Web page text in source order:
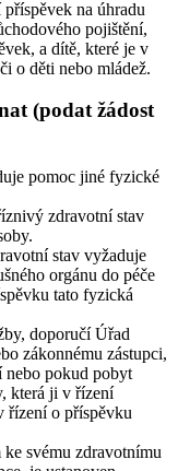
na úhradu
pojištění,
a dítě, které je v
o děti nebo mládež.
(podat žádost
pomoc jiné fyzické
zdravotní stav
stav vyžaduje
orgánu do péče
tato fyzická
doporučí Úřad
zákonnému zástupci,
nebo pokud pobyt
která ji v řízení
řízení o příspěvku
svému zdravotnímu